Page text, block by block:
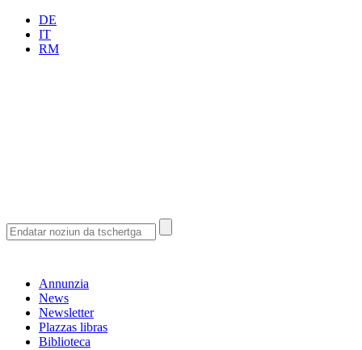
DE
IT
RM
Annunzia
News
Newsletter
Plazzas libras
Biblioteca